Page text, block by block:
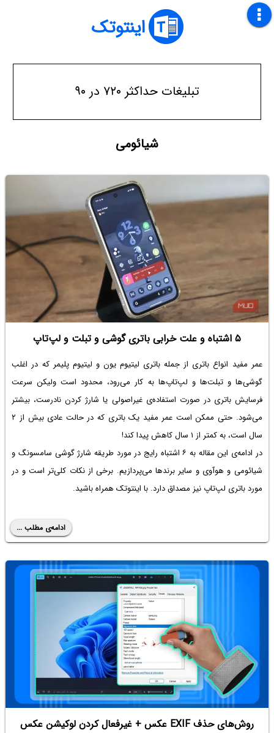
اینتوتک
تبلیغات حداکثر ۷۲۰ در ۹۰
شیائومی
۵ اشتباه و علت خرابی باتری گوشی و تبلت و لپ‌تاپ
عمر مفید انواع باتری از جمله باتری لیتیوم یون و لیتیوم پلیمر که در اغلب
گوشی‌ها و تبلت‌ها و لپ‌تاپ‌ها به کار می‌رود، محدود است ولیکن سرعت
فرسایش باتری در صورت استفاده‌ی غیراصولی یا شارژ کردن نادرست، بیشتر
می‌شود. حتی ممکن است عمر مفید یک باتری که در حالت عادی بیش از ۲
سال است، به کمتر از ۱ سال کاهش پیدا کند!
در ادامه‌ی این مقاله به ۶ اشتباه رایج در مورد
طریقه شارژ گوشی سامسونگو
شیائومی و هوآوی و سایر برندها می‌پردازیم. برخی از نکات کلی‌تر است و در
مورد باتری لپ‌تاپ نیز مصداق دارد. با اینتوتک همراه باشید.
ادامه‌ی مطلب ...
روش‌های حذف EXIF عکس + غیرفعال کردن لوکیشن عکس